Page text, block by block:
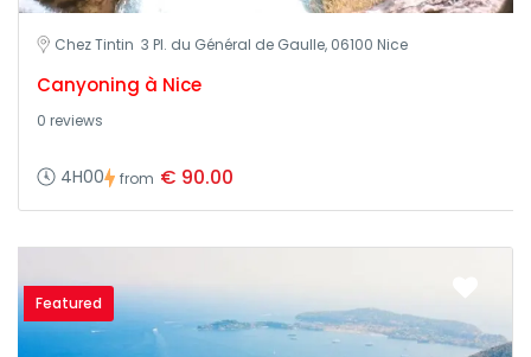
Chez Tintin 3 Pl. du Général de Gaulle, 06100 Nice
Canyoning à Nice
0 reviews
4H00 from € 90.00
Featured